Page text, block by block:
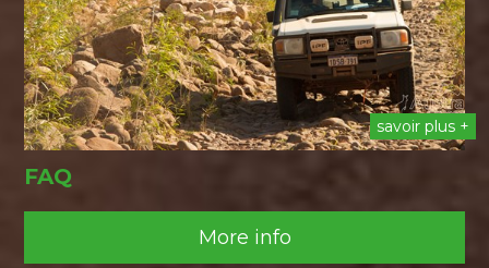
savoir plus +
FAQ
More info